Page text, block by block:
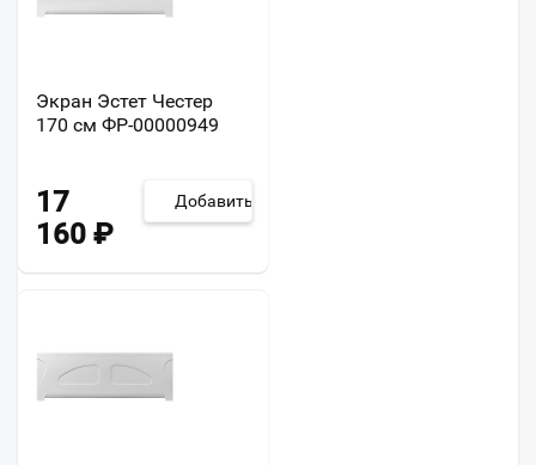
Экран Эстет Честер
170 см ФР-00000949
17
160 ₽
Добавить